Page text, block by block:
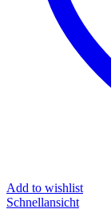
Add to wishlist
Schnellansicht